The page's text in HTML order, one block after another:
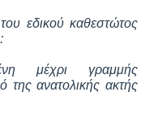
εδικού καθεστώτος
μέχρι γραμμής
της ανατολικής ακτής